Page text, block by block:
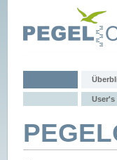
User's